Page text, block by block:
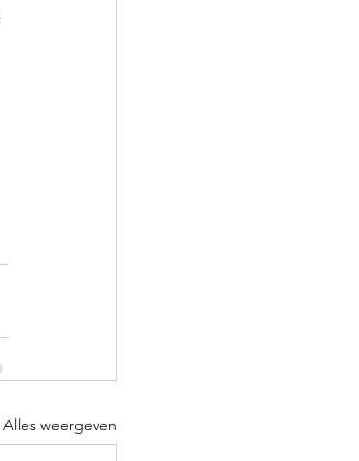
Alles weergeven